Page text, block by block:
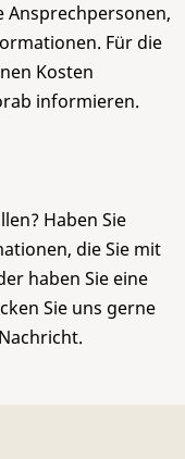
Ansprechpersonen,
Für die
Kosten
informieren.
Haben Sie
die Sie mit
haben Sie eine
Sie uns gerne